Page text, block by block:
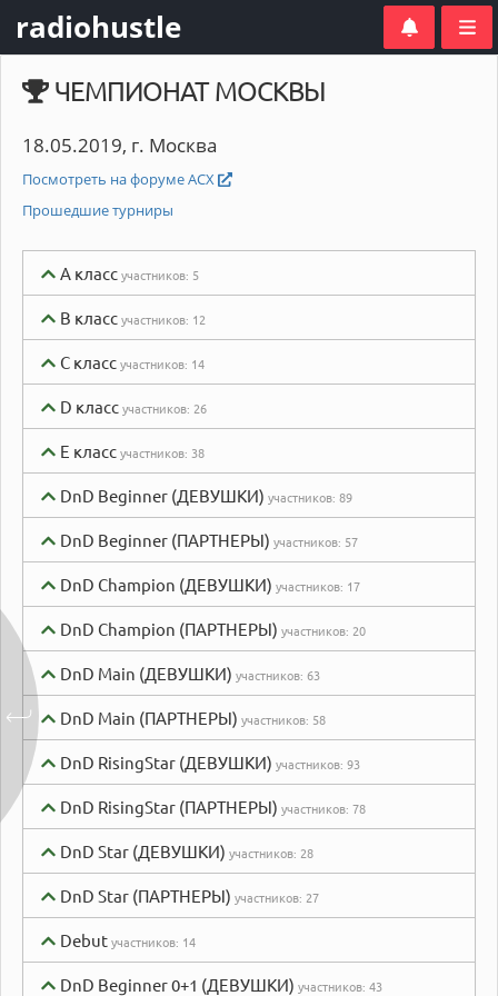
radiohustle
ЧЕМПИОНАТ МОСКВЫ
18.05.2019, г. Москва
Посмотреть на форуме АСХ
Прошедшие турниры
A классучастников: 5
B классучастников: 12
C классучастников: 14
D классучастников: 26
E классучастников: 38
DnD Beginner (ДЕВУШКИ) участников: 89
DnD Beginner (ПАРТНЕРЫ) участников: 57
DnD Champion (ДЕВУШКИ) участников: 17
DnD Champion (ПАРТНЕРЫ) участников: 20
DnD Main (ДЕВУШКИ) участников: 63
DnD Main (ПАРТНЕРЫ) участников: 58
DnD RisingStar (ДЕВУШКИ) участников: 93
DnD RisingStar (ПАРТНЕРЫ) участников: 78
DnD Star (ДЕВУШКИ) участников: 28
DnD Star (ПАРТНЕРЫ) участников: 27
Debutучастников: 14
DnD Beginner 0+1 (ДЕВУШКИ) участников: 43